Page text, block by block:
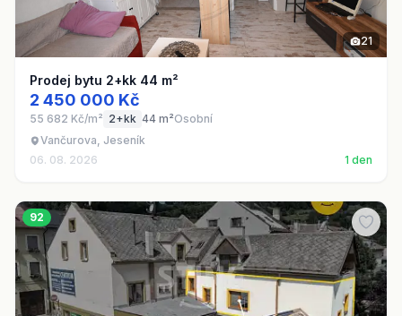
21
Prodej bytu 2+kk 44 m²
2 450 000 Kč
55 682 Kč/m² 2+kk 44 m²Osobní
Vančurova, Jeseník
06. 08. 2026
1 den
92